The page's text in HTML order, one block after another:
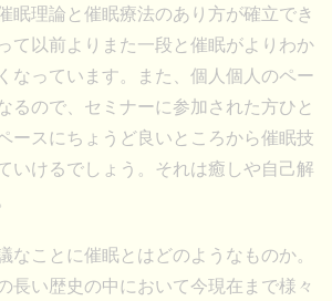
眠理論と催眠療法のあり方が確立でき
て以前よりまた一段と催眠がよりわか
なっています。また、個人個人のペー
るので、セミナーに参加された方ひと
ースにちょうど良いところから催眠技
いけるでしょう。それは癒しや自己解
ことに催眠とはどのようなものか。
長い歴史の中において今現在まで様々